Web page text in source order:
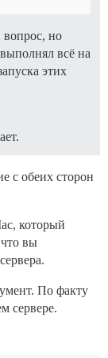
но
всё на
этих
с обеих сторон
который
вы
По факту
сервере.